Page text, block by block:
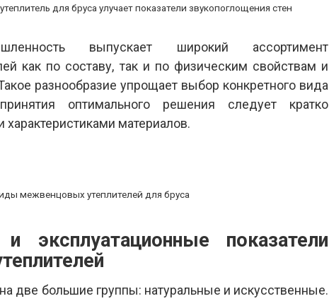
для бруса улучает показатели звукопоглощения стен
выпускает широкий ассортимент
как по составу, так и по физическим свойствам и
разнообразие упрощает выбор конкретного вида
оптимального решения следует кратко
материалов.
межвенцовых утеплителей для бруса
и эксплуатационные показатели
две большие группы: натуральные и искусственные.